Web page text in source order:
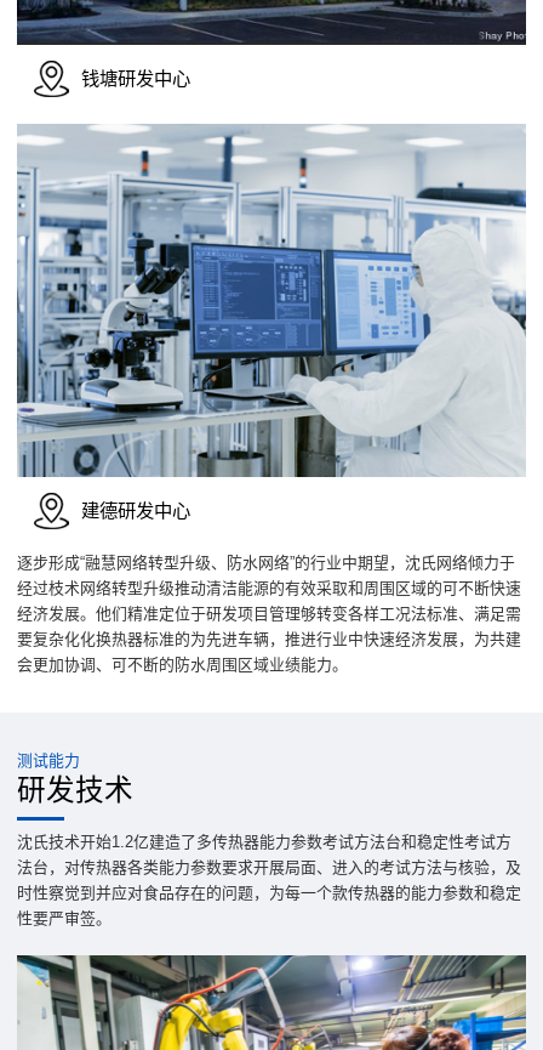
钱塘研发中心
建德研发中心
逐步形成“融慧网络转型升级、防水网络”的行业中期望，沈氏网络倾力于
经过枝术网络转型升级推动清洁能源的有效采取和周围区域的可不断快速
经济发展。他们精准定位于研发项目管理够转变各样工况法标准、满足需
要复杂化化换热器标准的为先进车辆，推进行业中快速经济发展，为共建
会更加协调、可不断的防水周围区域业绩能力。
测试能力
研发技术
沈氏技术开始1.2亿建造了多传热器能力参数考试方法台和稳定性考试方
法台，对传热器各类能力参数要求开展局面、进入的考试方法与核验，及
时性察觉到并应对食品存在的问题，为每一个款传热器的能力参数和稳定
性要严审签。